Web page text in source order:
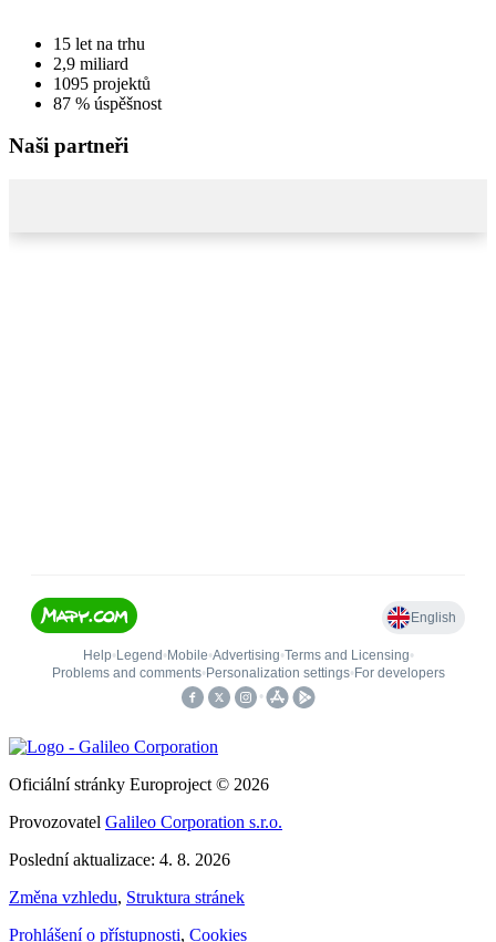
15 let na trhu
2,9 miliard
1095 projektů
87 % úspěšnost
Naši partneři
Oficiální stránky Europroject © 2026
Provozovatel Galileo Corporation s.r.o.
Poslední aktualizace: 4. 8. 2026
Změna vzhledu, Struktura stránek
Prohlášení o přístupnosti, Cookies